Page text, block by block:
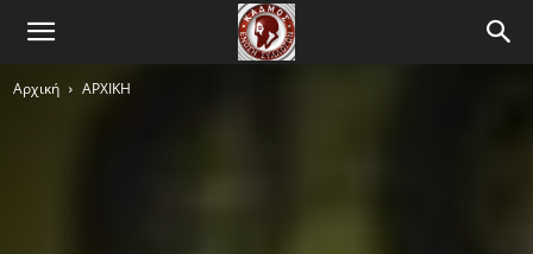
Αρχική ΑΡΧΙΚΗ